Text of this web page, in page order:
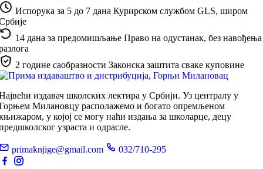
Испорука за 5 до 7 дана Курирском службом GLS, широм
14 дана за предомишљање Право на одустанак, без навођења
2 године саобразности Законска заштита сваке куповине
издавач школских лектира у Србији. Уз централу у
Милановцу располажемо и богато опремљеном
у којој се могу наћи издања за школарце, децу
узраста и одрасле.
primaknjige@gmail.com 032/710-295